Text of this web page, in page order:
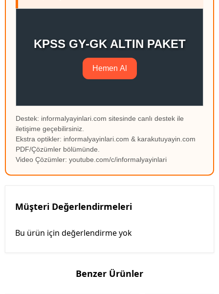
KPSS GY-GK ALTIN PAKET
Hemen Al
Destek: informalyayinlari.com sitesinde canlı destek ile
iletişime geçebilirsiniz.
Ekstra optikler: informalyayinlari.com & karakutuyayin.com
PDF/Çözümler bölümünde.
Video Çözümler: youtube.com/c/informalyayinlari
Müşteri Değerlendirmeleri
Bu ürün için değerlendirme yok
Benzer Ürünler